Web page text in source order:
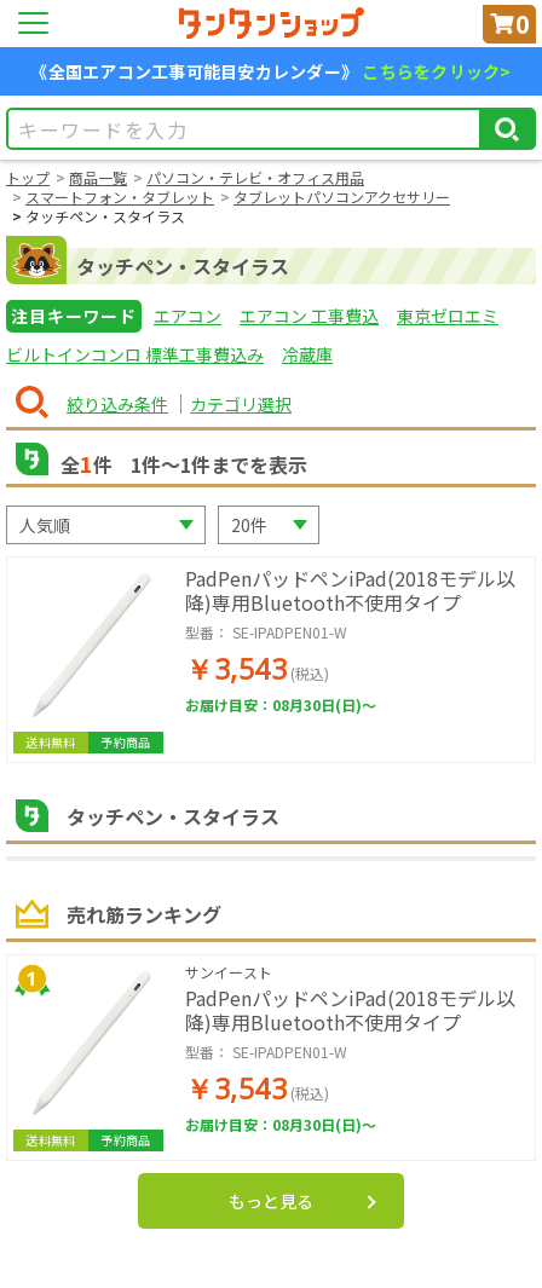
0
《全国エアコン工事可能目安カレンダー》 こちらをクリック>
トップ 商品一覧
パソコン・テレビ・オフィス用品
スマートフォン・タブレット
タブレットパソコンアクセサリー
タッチペン・スタイラス
タッチペン・スタイラス
注目キーワード エアコン エアコン 工事費込
東京ゼロエミ
ビルトインコンロ 標準工事費込み
冷蔵庫
絞り込み条件 カテゴリ選択
全1件 1件〜1件までを表示
送料無料 予約商品
PadPenパッドペンiPad(2018モデル以
降)専用Bluetooth不使用タイプ
型番： SE-IPADPEN01-W
￥3,543 (税込)
お届け目安：08月30日(日)～
タッチペン・スタイラス
売れ筋ランキング
送料無料 予約商品
サンイースト
PadPenパッドペンiPad(2018モデル以
降)専用Bluetooth不使用タイプ
型番： SE-IPADPEN01-W
￥3,543 (税込)
お届け目安：08月30日(日)～
もっと見る